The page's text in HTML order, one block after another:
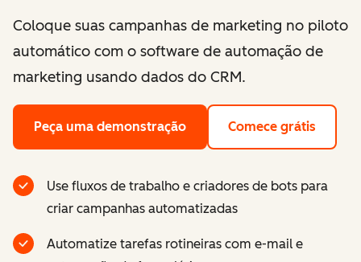
Coloque suas campanhas de marketing no piloto
automático com o software de automação de
marketing usando dados do CRM.
Peça uma demonstração Comece grátis
Use fluxos de trabalho e criadores de bots para
criar campanhas automatizadas
Automatize tarefas rotineiras com e-mail e